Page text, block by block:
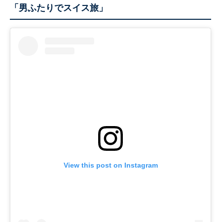
「男ふたりでスイス旅」
View this post on Instagram